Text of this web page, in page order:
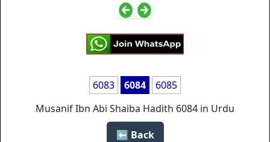
6083 6084
6085
Musanif Ibn Abi Shaiba Hadith 6084 in Urdu
Back ⬅️